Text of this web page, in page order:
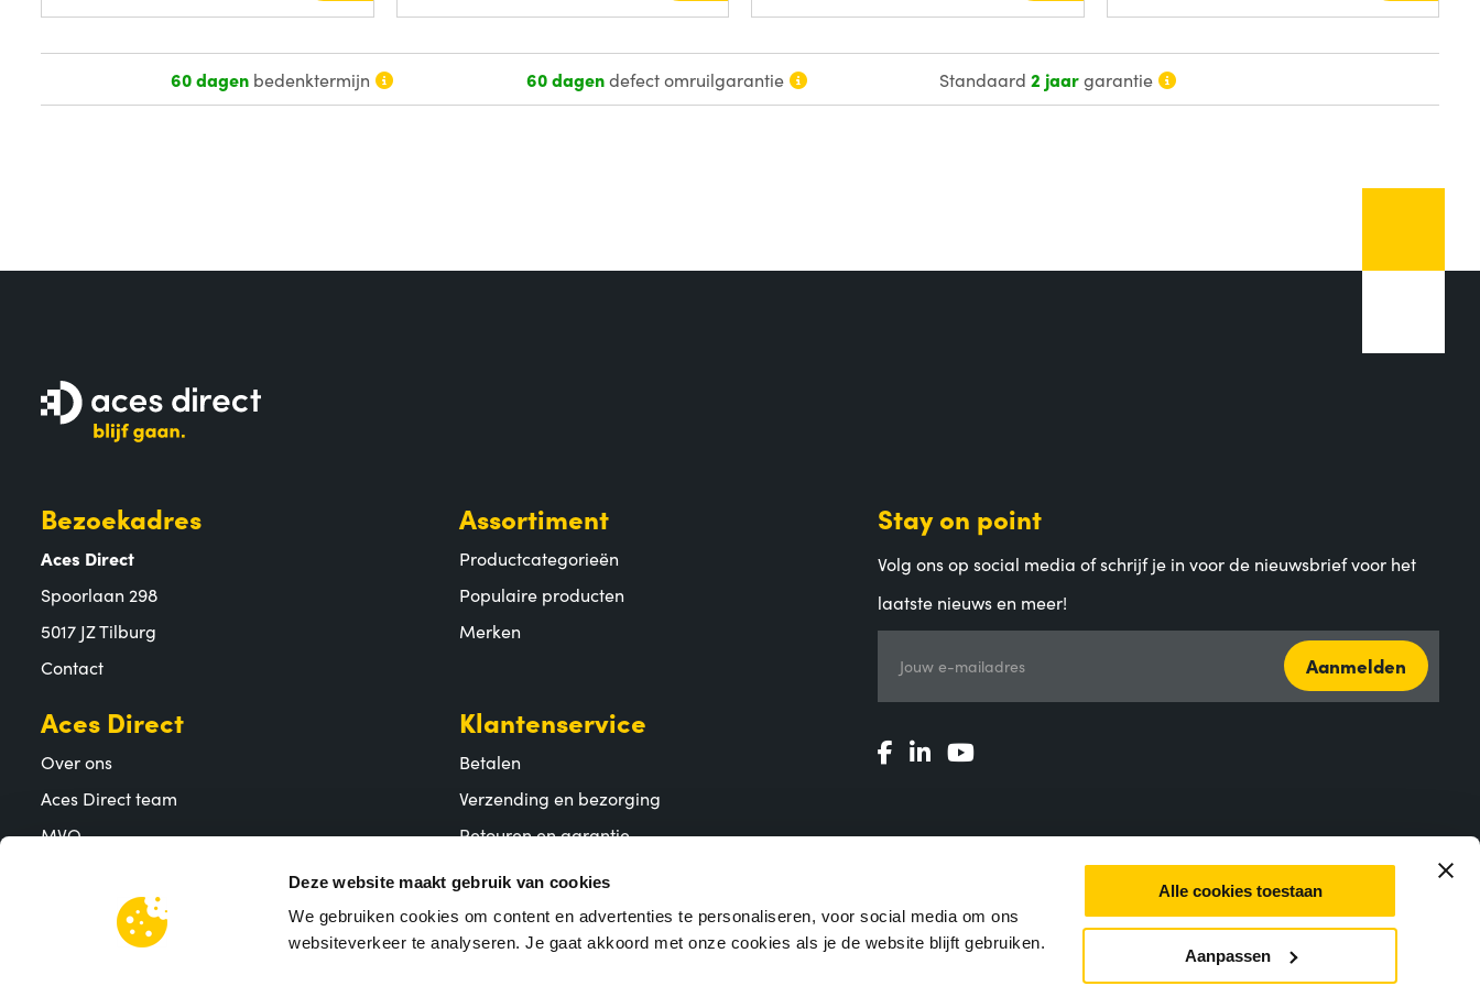
Deze website maakt gebruik van cookies
We gebruiken cookies om content en advertenties te personaliseren, voor social media om ons
websiteverkeer te analyseren. Je gaat akkoord met onze cookies als je de website blijft gebruiken.
Alle cookies toestaan
Aanpassen
60 dagenbedenktermijn 60 dagendefect omruilgarantie Standaard2 jaargarantie
Bezoekadres
Aces Direct
Spoorlaan 298
5017 JZ Tilburg
Contact
Assortiment
Productcategorieën
Populaire producten
Merken
Aces Direct
Over ons
Aces Direct team
MVO
Klantenservice
Betalen
Verzending en bezorging
Retouren en garantie
Veelgestelde vragen
Stay on point
Volg ons op social media of schrijf je in voor de nieuwsbrief voor het
laatste nieuws en meer!
Jouw e-mailadres Aanmelden